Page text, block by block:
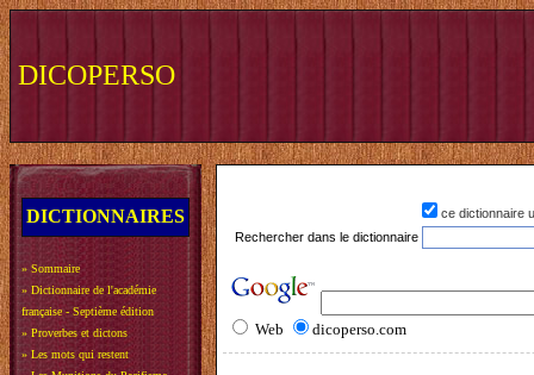
DICOPERSO
DICTIONNAIRES
» Sommaire
» Dictionnaire de l'académie
française - Septième édition
» Proverbes et dictons
» Les mots qui restent
ce dictionnaire
Rechercher dans le dictionnaire
Web dicoperso.com